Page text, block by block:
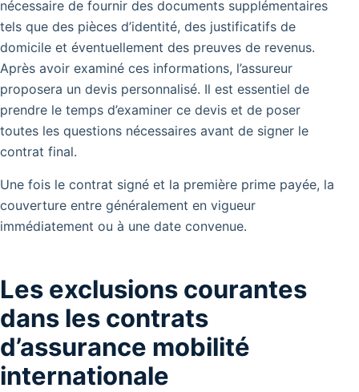
nécessaire de fournir des documents supplémentaires
tels que des pièces d’identité, des justificatifs de
domicile et éventuellement des preuves de revenus.
Après avoir examiné ces informations, l’assureur
proposera un devis personnalisé. Il est essentiel de
prendre le temps d’examiner ce devis et de poser
toutes les questions nécessaires avant de signer le
contrat final.
Une fois le contrat signé et la première prime payée, la
couverture entre généralement en vigueur
immédiatement ou à une date convenue.
Les exclusions courantes
dans les contrats
d’assurance mobilité
internationale